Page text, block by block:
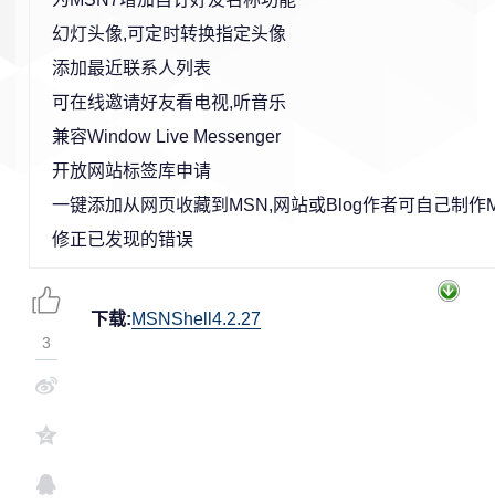
幻灯头像,可定时转换指定头像
添加最近联系人列表
可在线邀请好友看电视,听音乐
兼容Window Live Messenger
开放网站标签库申请
一键添加从网页收藏到MSN,网站或Blog作者可自己制作
修正已发现的错误
下载:MSNShell4.2.27
3